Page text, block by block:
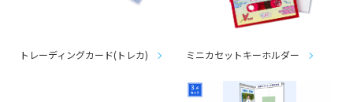
トレーディングカード(トレカ) ミニカセットキーホルダー